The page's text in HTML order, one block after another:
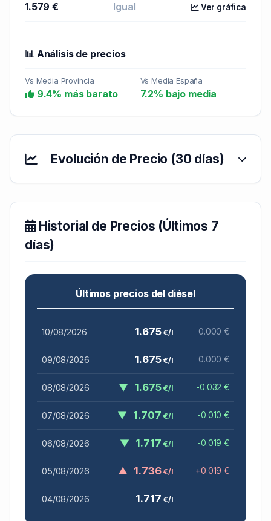
1.579 €
Igual Ver gráfica
📊 Análisis de precios
Vs Media Provincia
9.4% más barato
Vs Media España
7.2% bajo media
Evolución de Precio (30 días)
Historial de Precios (Últimos 7
días)
Últimos precios del diésel
10/08/2026 1.675€/l 0.000 €
09/08/2026 1.675€/l 0.000 €
08/08/2026 ▼ 1.675€/l -0.032 €
07/08/2026 ▼ 1.707€/l -0.010 €
06/08/2026 ▼ 1.717€/l -0.019 €
05/08/2026 ▲ 1.736€/l +0.019 €
04/08/2026 1.717€/l